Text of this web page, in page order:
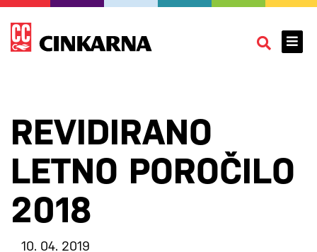
REVIDIRANO
LETNO POROČILO
2018
10. 04. 2019